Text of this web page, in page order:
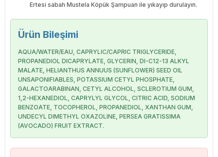
Ertesi sabah Mustela Köpük Şampuan ile yıkayıp durulayın.
Ürün Bileşimi
AQUA/WATER/EAU, CAPRYLIC/CAPRIC TRIGLYCERIDE,
PROPANEDIOL DICAPRYLATE, GLYCERIN, DI-C12-13 ALKYL
MALATE, HELIANTHUS ANNUUS (SUNFLOWER) SEED OIL
UNSAPONIFIABLES, POTASSIUM CETYL PHOSPHATE,
GALACTOARABINAN, CETYL ALCOHOL, SCLEROTIUM GUM,
1,2-HEXANEDIOL, CAPRYLYL GLYCOL, CITRIC ACID, SODIUM
BENZOATE, TOCOPHEROL, PROPANEDIOL, XANTHAN GUM,
UNDECYL DIMETHYL OXAZOLINE, PERSEA GRATISSIMA
(AVOCADO) FRUIT EXTRACT.